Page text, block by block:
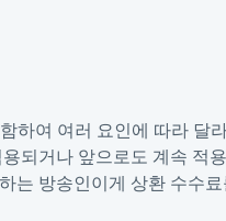
여 여러 요인에 따라 달
되거나 앞으로도 계속 적
는 방송인이게 상환 수수